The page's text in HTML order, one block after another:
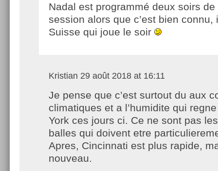
Nadal est programmé deux soirs
session alors que c’est bien connu,
Suisse qui joue le soir
Kristian 29 août 2018 at 16:11
Je pense que c’est surtout du aux
climatiques et a l’humidite qui
York ces jours ci. Ce ne sont pas
balles qui doivent etre
Apres, Cincinnati est plus rapide,
nouveau.